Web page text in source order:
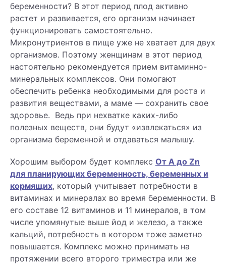
беременности? В этот период плод активно
растет и развивается, его организм начинает
функционировать самостоятельно.
Микронутриентов в пище уже не хватает для двух
организмов. Поэтому женщинам в этот период
настоятельно рекомендуется прием витаминно-
минеральных комплексов. Они помогают
обеспечить ребенка необходимыми для роста и
развития веществами, а маме — сохранить свое
здоровье. Ведь при нехватке каких-либо
полезных веществ, они будут «извлекаться» из
организма беременной и отдаваться малышу.
Хорошим выбором будет комплекс От А до Zn
для планирующих беременность, беременных и
кормящих, который учитывает потребности в
витаминах и минералах во время беременности. В
его составе 12 витаминов и 11 минералов, в том
числе упомянутые выше йод и железо, а также
кальций, потребность в котором тоже заметно
повышается. Комплекс можно принимать на
протяжении всего второго триместра или же